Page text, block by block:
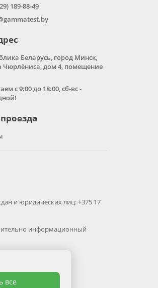
189-88-49
Беларусь, город Минск,
Чюрлёниса, дом 4, помещение
с 9:00 до 18:00, сб-вс -
и юридических лиц: +375 17
информационный
все